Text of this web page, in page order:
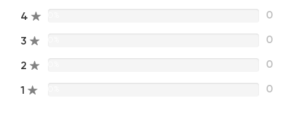
4 0
3 0
2 0
1 0